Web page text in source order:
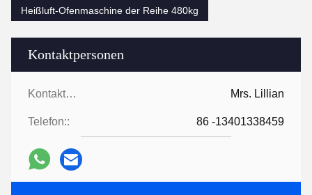
Kontaktpersonen
Kontaktpersonen: Mrs. Lillian
Telefon:: 86 -13401338459
Heißluft-Ofenmaschine der Reihe 480kg